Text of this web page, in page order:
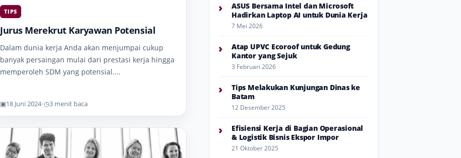
TIPS
Jurus Merekrut Karyawan Potensial
Dalam dunia kerja Anda akan menjumpai cukup
banyak persaingan mulai dari prestasi kerja hingga
memperoleh SDM yang potensial....
▣18 Juni 2024•◷3 menit baca
›
ASUS Bersama Intel dan Microsoft
Hadirkan Laptop AI untuk Dunia Kerja
7 Mei 2026
›
Atap UPVC Ecoroof untuk Gedung
Kantor yang Sejuk
3 Februari 2026
›
Tips Melakukan Kunjungan Dinas ke
Batam
12 Desember 2025
›
Efisiensi Kerja di Bagian Operasional
& Logistik Bisnis Ekspor Impor
21 Oktober 2025